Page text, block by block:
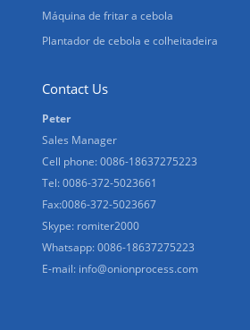
Máquina de fritar a cebola
Plantador de cebola e colheitadeira
Contact Us
Peter
Sales Manager
Cell phone: 0086-18637275223
Tel: 0086-372-5023661
Fax:0086-372-5023667
Skype: romiter2000
Whatsapp: 0086-18637275223
E-mail: info@onionprocess.com